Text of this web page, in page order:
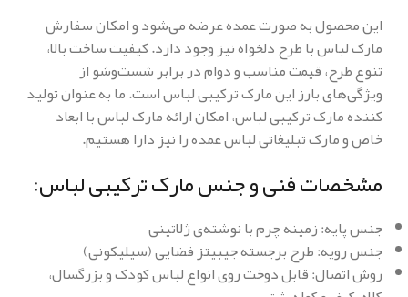
این محصول به صورت عمده عرضه می‌شود و امکان سفارش
مارک لباس با طرح دلخواه نیز وجود دارد. کیفیت ساخت بالا،
تنوع طرح، قیمت مناسب و دوام در برابر شست‌وشو از
ویژگی‌های بارز این مارک ترکیبی لباس است. ما به عنوان تولید
کننده مارک ترکیبی لباس، امکان ارائه مارک لباس با ابعاد
خاص و مارک تبلیغاتی لباس عمده را نیز دارا هستیم.
مشخصات فنی و جنس مارک ترکیبی لباس:
جنس پایه: زمینه چرم با نوشته‌ی ژلاتینی
جنس رویه: طرح برجسته جیبیتز فضایی (سیلیکونی)
روش اتصال: قابل دوخت روی انواع لباس کودک و بزرگسال،